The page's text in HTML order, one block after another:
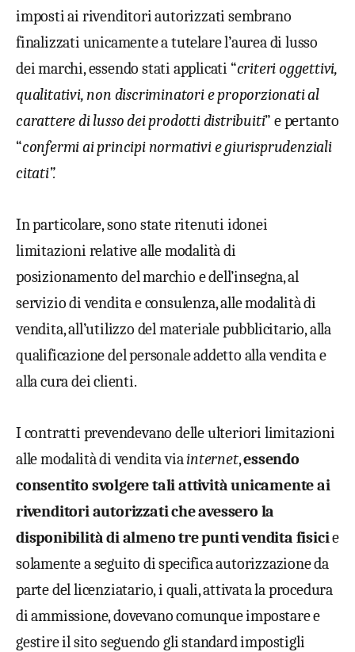
imposti ai rivenditori autorizzati sembrano
finalizzati unicamente a tutelare l’aurea di lusso
dei marchi, essendo stati applicati “criteri oggettivi,
qualitativi, non discriminatori e proporzionati al
carattere di lusso dei prodotti distribuiti” e pertanto
“confermi ai principi normativi e giurisprudenziali
citati”.
In particolare, sono state ritenuti idonei
limitazioni relative alle modalità di
posizionamento del marchio e dell’insegna, al
servizio di vendita e consulenza, alle modalità di
vendita, all’utilizzo del materiale pubblicitario, alla
qualificazione del personale addetto alla vendita e
alla cura dei clienti.
I contratti prevendevano delle ulteriori limitazioni
alle modalità di vendita viainternet,essendo
consentito svolgere tali attività unicamente ai
rivenditori autorizzati che avessero la
disponibilità di almeno tre punti vendita fisicie
solamente a seguito di specifica autorizzazione da
parte del licenziatario, i quali, attivata la procedura
di ammissione, dovevano comunque impostare e
gestire il sito seguendo gli standard impostigli